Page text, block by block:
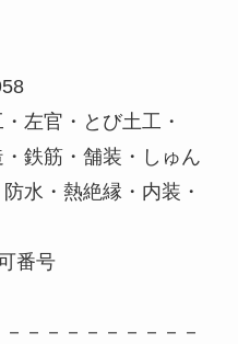
左官・とび土工・
鉄筋・舗装・しゅん
水・熱絶縁・内装・
番号
－－－－－－－－－